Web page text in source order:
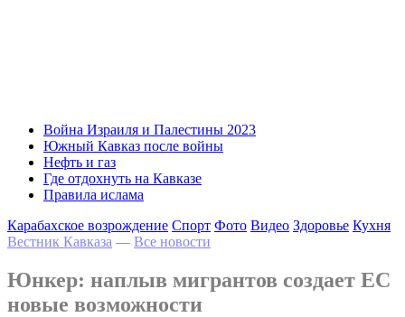
Война Израиля и Палестины 2023
Южный Кавказ после войны
Нефть и газ
Где отдохнуть на Кавказе
Правила ислама
Карабахское возрождение Спорт Фото Видео Здоровье Кухня
Вестник Кавказа — Все новости
Юнкер: наплыв мигрантов создает ЕС
новые возможности